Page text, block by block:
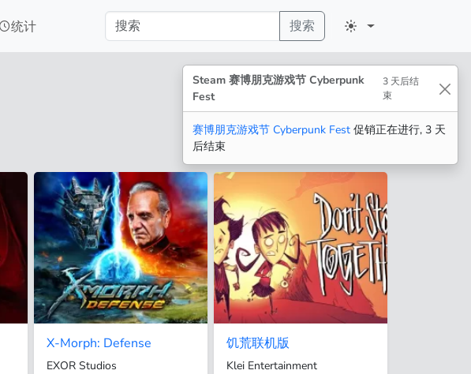
统计 搜索
Steam 赛博朋克游戏节 Cyberpunk
Fest
3 天后结
束
赛博朋克游戏节 Cyberpunk Fest 促销正在进行, 3 天
后结束
X-Morph: Defense
EXOR Studios
饥荒联机版
Klei Entertainment